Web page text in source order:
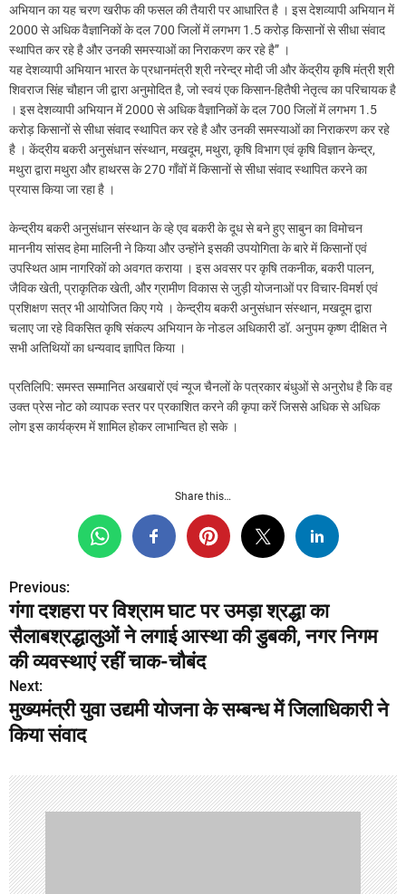
अभियान का यह चरण खरीफ की फसल की तैयारी पर आधारित है । इस देशव्यापी अभियान में
2000 से अधिक वैज्ञानिकों के दल 700 जिलों में लगभग 1.5 करोड़ किसानों से सीधा संवाद
स्थापित कर रहे है और उनकी समस्याओं का निराकरण कर रहे है” ।
यह देशव्यापी अभियान भारत के प्रधानमंत्री श्री नरेन्द्र मोदी जी और केंद्रीय कृषि मंत्री श्री
शिवराज सिंह चौहान जी द्वारा अनुमोदित है, जो स्वयं एक किसान-हितैषी नेतृत्व का परिचायक है
। इस देशव्यापी अभियान में 2000 से अधिक वैज्ञानिकों के दल 700 जिलों में लगभग 1.5
करोड़ किसानों से सीधा संवाद स्थापित कर रहे है और उनकी समस्याओं का निराकरण कर रहे
है । केंद्रीय बकरी अनुसंधान संस्थान, मखदूम, मथुरा, कृषि विभाग एवं कृषि विज्ञान केन्द्र,
मथुरा द्वारा मथुरा और हाथरस के 270 गाँवों में किसानों से सीधा संवाद स्थापित करने का
प्रयास किया जा रहा है ।
केन्द्रीय बकरी अनुसंधान संस्थान के व्हे एव बकरी के दूध से बने हुए साबुन का विमोचन
माननीय सांसद हेमा मालिनी ने किया और उन्होंने इसकी उपयोगिता के बारे में किसानों एवं
उपस्थित आम नागरिकों को अवगत कराया । इस अवसर पर कृषि तकनीक, बकरी पालन,
जैविक खेती, प्राकृतिक खेती, और ग्रामीण विकास से जुड़ी योजनाओं पर विचार-विमर्श एवं
प्रशिक्षण सत्र भी आयोजित किए गये । केन्द्रीय बकरी अनुसंधान संस्थान, मखदूम द्वारा
चलाए जा रहे विकसित कृषि संकल्प अभियान के नोडल अधिकारी डॉ. अनुपम कृष्ण दीक्षित ने
सभी अतिथियों का धन्यवाद ज्ञापित किया ।
प्रतिलिपि: समस्त सम्मानित अखबारों एवं न्यूज चैनलों के पत्रकार बंधुओं से अनुरोध है कि वह
उक्त प्रेस नोट को व्यापक स्तर पर प्रकाशित करने की कृपा करें जिससे अधिक से अधिक
लोग इस कार्यक्रम में शामिल होकर लाभान्वित हो सके ।
Share this…
P
o
s
t
n
v
i
g
Previous:
गंगा दशहरा पर विश्राम घाट पर उमड़ा श्रद्धा का
सैलाबश्रद्धालुओं ने लगाई आस्था की डुबकी, नगर निगम
की व्यवस्थाएं रहीं चाक-चौबंद
Next:
मुख्यमंत्री युवा उद्यमी योजना के सम्बन्ध में जिलाधिकारी ने
किया संवाद